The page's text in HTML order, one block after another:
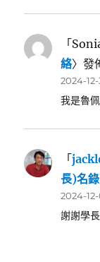
「
絡〉發
2024-12-
我是魯
「
長)名錄
2024-
謝謝學